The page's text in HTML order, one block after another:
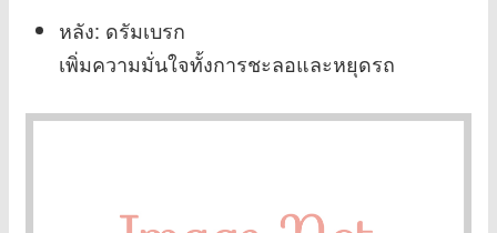
หลัง: ดรัมเบรก
เพิ่มความมั่นใจทั้งการชะลอและหยุดรถ